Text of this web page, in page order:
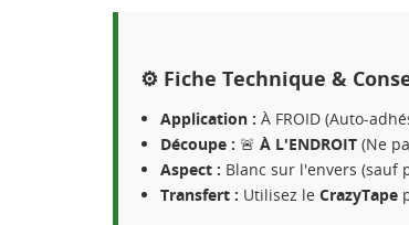
⚙️ Fiche Technique &
Application : À FROID (Auto-
Découpe : 🚨 À L'ENDROIT (Ne
Aspect : Blanc sur l'envers (sauf
Transfert : Utilisez le CrazyTape